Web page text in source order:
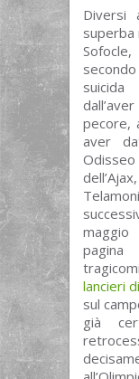
Diversi
superba
pecore,
aver
pagina
lancieri
sul
già